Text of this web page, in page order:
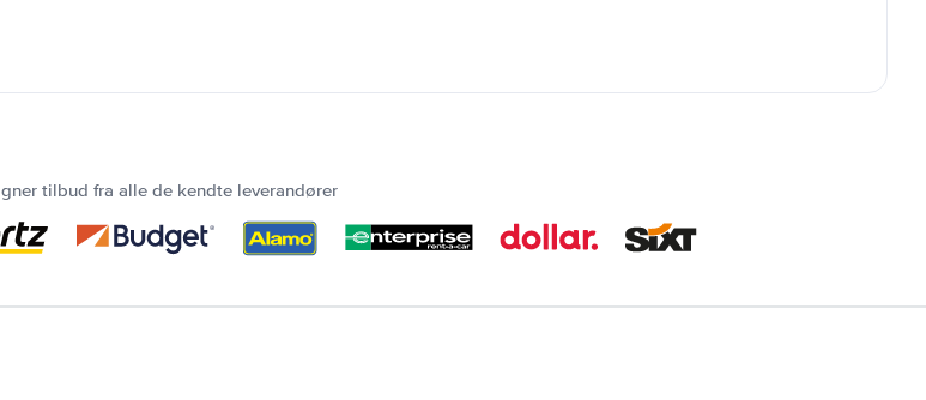
tilbud fra alle de kendte leverandører